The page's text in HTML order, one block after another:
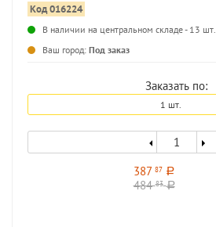
Код 016224
В наличии на центральном складе - 13 шт.
Ваш город: Под заказ
Заказать по:
1 шт.
38787 a
48483 a